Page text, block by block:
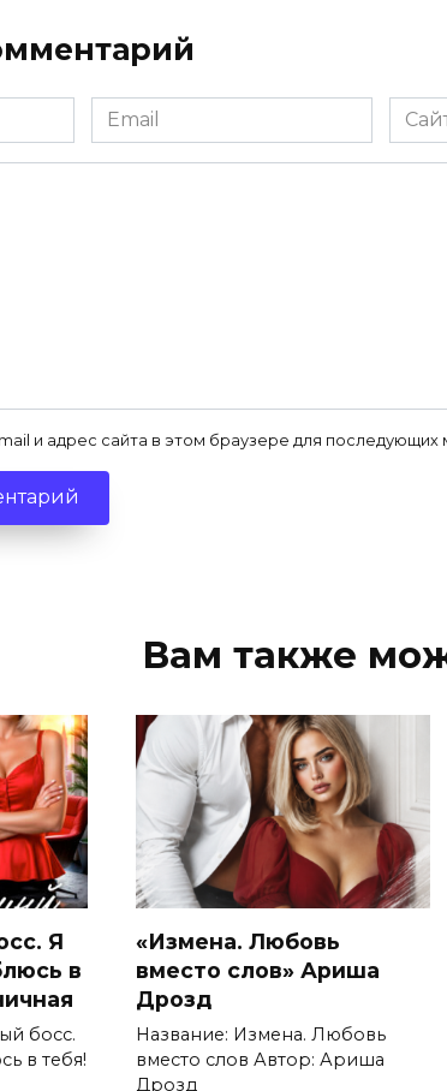
Email
*
Сайт
и адрес сайта в этом браузере для последующих
Вам также
Я
в
босс.
в тебя!
«Измена. Любовь
вместо слов» Ариша
Дрозд
Название: Измена. Любовь
вместо слов Автор: Ариша
Дрозд